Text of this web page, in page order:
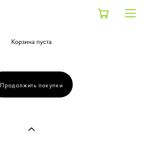
Корзина пуста
Продолжить покупки